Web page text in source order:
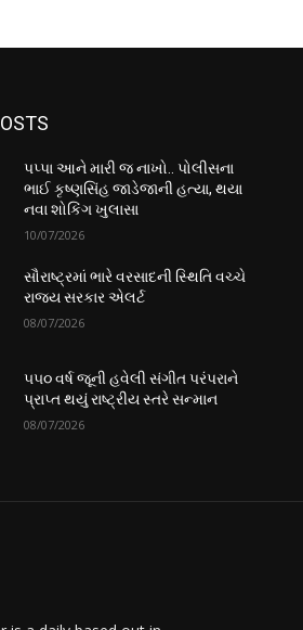
પપ્પા આને મારી જ નાખો.. પોલીસના
ભાઈ કૃષ્ણસિંહ જાડેજાની હત્યા, થયા
નવા શોકિંગ ખુલાસા
10/07/2026
સૌરાષ્ટ્રમાં ભારે વરસાદની સ્થિતિ વચ્ચે
રાજ્ય સરકાર એલર્ટ
08/07/2026
૫૫૦ વર્ષ જૂની હવેલી સંગીત પરંપરાને
પ્રાપ્ત થયું રાષ્ટ્રીય સ્તરે સન્માન
08/07/2026